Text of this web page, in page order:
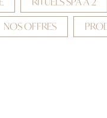
NOS OFFRES